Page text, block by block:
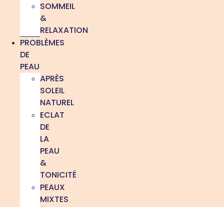
SOMMEIL
&
RELAXATION
PROBLÈMES
DE
PEAU
APRÈS
SOLEIL
NATUREL
ECLAT
DE
LA
PEAU
&
TONICITÉ
PEAUX
MIXTES